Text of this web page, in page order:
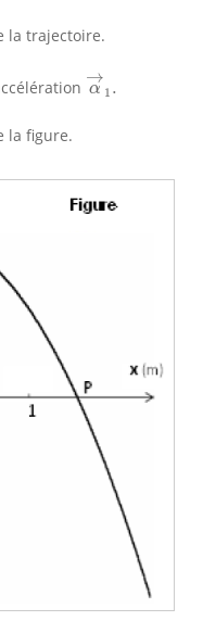
la trajectoire.
→
α 1 .
α→
la figure.